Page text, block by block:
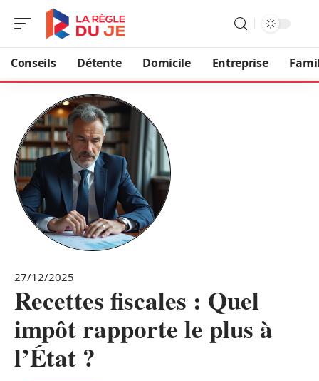
Conseils Détente Domicile Entreprise
27/12/2025
Recettes fiscales : Quel
impôt rapporte le plus à
l’État ?